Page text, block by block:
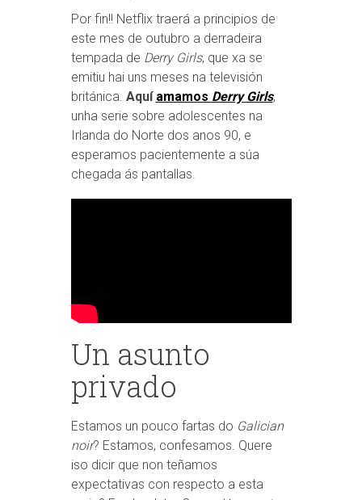
Por fin!! Netflix traerá a principios de
este mes de outubro a derradeira
tempada de Derry Girls, que xa se
emitiu hai uns meses na televisión
británica. Aquí amamos Derry Girls,
unha serie sobre adolescentes na
Irlanda do Norte dos anos 90, e
esperamos pacientemente a súa
chegada ás pantallas.
Un asunto
privado
Estamos un pouco fartas do Galician
noir? Estamos, confesamos. Quere
iso dicir que non teñamos
expectativas con respecto a esta